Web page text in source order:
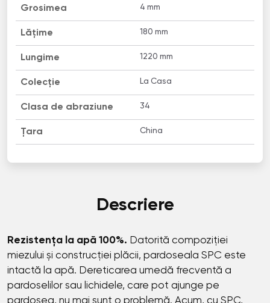
Grosimea 4 mm
Lățime 180 mm
Lungime 1220 mm
Colecție La Casa
Clasa de abraziune 34
Țara China
Descriere
Rezistența la apă 100%. Datorită compoziției
miezului și construcției plăcii, pardoseala SPC este
intactă la apă. Dereticarea umedă frecventă a
pardoselilor sau lichidele, care pot ajunge pe
pardosea, nu mai sunt o problemă. Acum, cu SPC,